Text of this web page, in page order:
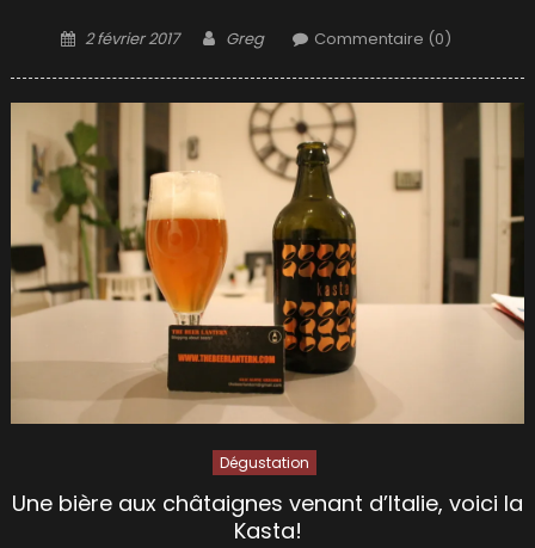
Posted
2 février 2017 Author
Greg Commentaire (0)
Dégustation
Une bière aux châtaignes venant d’Italie, voici la
Kasta!